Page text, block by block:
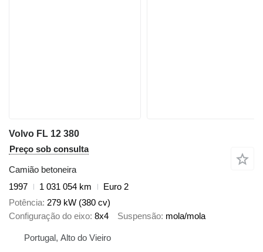
Volvo FL 12 380
Preço sob consulta
Camião betoneira
1997
1 031 054 km
Euro 2
Potência 279 kW (380 cv)
Configuração do eixo 8x4 Suspensão mola/mola
Portugal, Alto do Vieiro